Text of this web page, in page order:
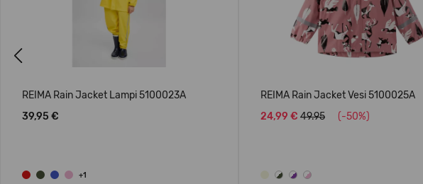
REIMA Rain Jacket Lampi 5100023A
39,95 €
+1
REIMA Rain Jacket Vesi 5100025A
24,99 € 49.95 (-50%)